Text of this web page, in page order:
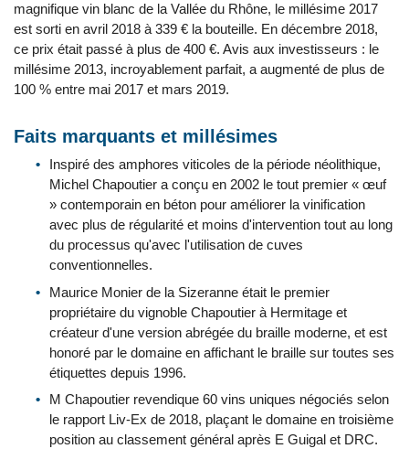
magnifique vin blanc de la Vallée du Rhône, le millésime 2017
est sorti en avril 2018 à 339 € la bouteille. En décembre 2018,
ce prix était passé à plus de 400 €. Avis aux investisseurs : le
millésime 2013, incroyablement parfait, a augmenté de plus de
100 % entre mai 2017 et mars 2019.
Faits marquants et millésimes
Inspiré des amphores viticoles de la période néolithique,
Michel Chapoutier a conçu en 2002 le tout premier « œuf
» contemporain en béton pour améliorer la vinification
avec plus de régularité et moins d'intervention tout au long
du processus qu'avec l'utilisation de cuves
conventionnelles.
Maurice Monier de la Sizeranne était le premier
propriétaire du vignoble Chapoutier à Hermitage et
créateur d'une version abrégée du braille moderne, et est
honoré par le domaine en affichant le braille sur toutes ses
étiquettes depuis 1996.
M Chapoutier revendique 60 vins uniques négociés selon
le rapport Liv-Ex de 2018, plaçant le domaine en troisième
position au classement général après E Guigal et DRC.